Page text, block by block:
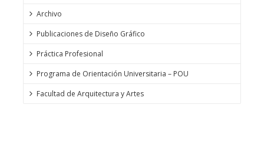
Archivo
Publicaciones de Diseño Gráfico
Práctica Profesional
Programa de Orientación Universitaria – POU
Facultad de Arquitectura y Artes